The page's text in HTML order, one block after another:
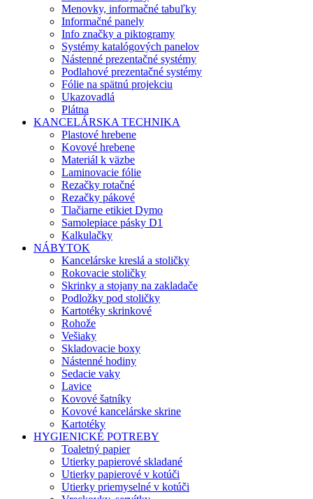
Menovky, informačné tabuľky
Informačné panely
Info značky a piktogramy
Systémy katalógových panelov
Nástenné prezentačné systémy
Podlahové prezentačné systémy
Fólie na spätnú projekciu
Ukazovadlá
Plátna
KANCELÁRSKA TECHNIKA
Plastové hrebene
Kovové hrebene
Materiál k väzbe
Laminovacie fólie
Rezačky rotačné
Rezačky pákové
Tlačiarne etikiet Dymo
Samolepiace pásky D1
Kalkulačky
NÁBYTOK
Kancelárske kreslá a stoličky
Rokovacie stoličky
Skrinky a stojany na zakladače
Podložky pod stoličky
Kartotéky skrinkové
Rohože
Vešiaky
Skladovacie boxy
Nástenné hodiny
Sedacie vaky
Lavice
Kovové šatníky
Kovové kancelárske skrine
Kartotéky
HYGIENICKÉ POTREBY
Toaletný papier
Utierky papierové skladané
Utierky papierové v kotúči
Utierky priemyselné v kotúči